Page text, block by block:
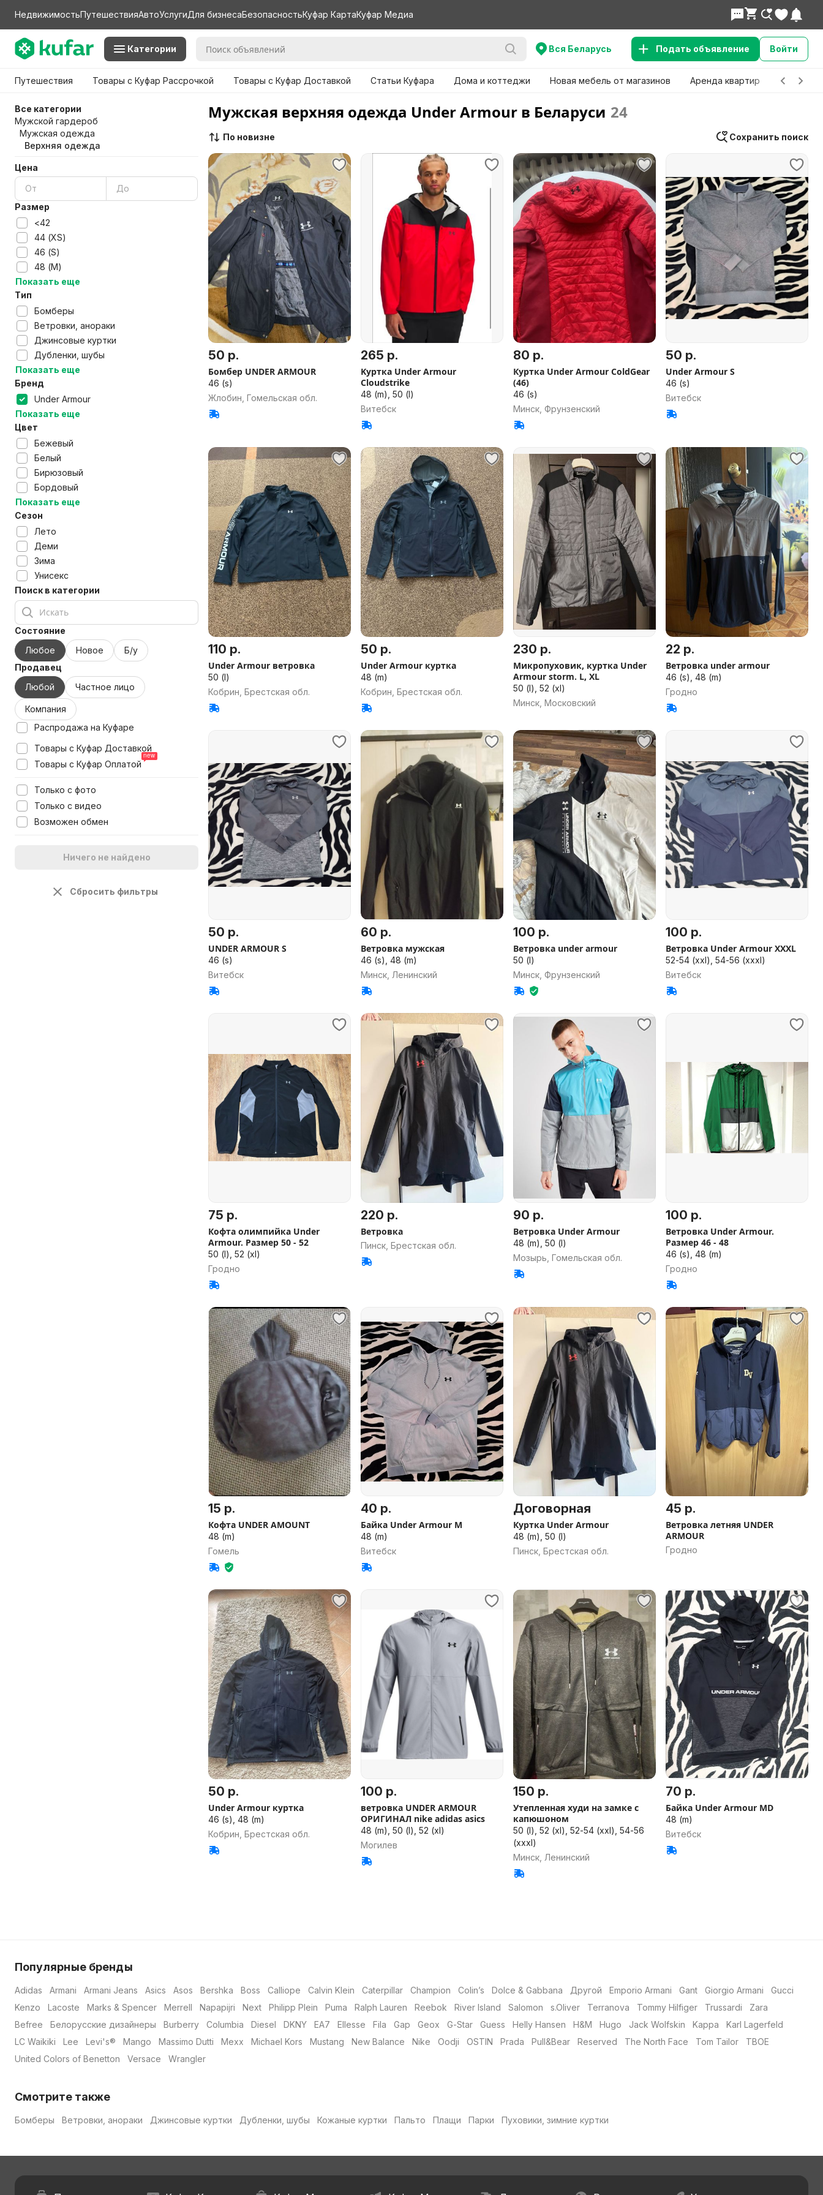
НедвижимостьПутешествияАвтоУслугиДля бизнесаБезопасностьКуфар КартаКуфар Медиа
Категории Вся Беларусь Подать объявление Войти
Путешествия Товары с Куфар Рассрочкой Товары с Куфар Доставкой Статьи Куфара Дома и коттеджи Новая мебель от магазинов Аренда квартир Детские
Все категории
Мужской гардероб
Мужская одежда
Верхняя одежда
Цена
Размер
<42
44 (XS)
46 (S)
48 (M)
Показать еще
Тип
Бомберы
Ветровки, анораки
Джинсовые куртки
Дубленки, шубы
Показать еще
Бренд
Under Armour
Показать еще
Цвет
Бежевый
Белый
Бирюзовый
Бордовый
Показать еще
Сезон
Лето
Деми
Зима
Унисекс
Поиск в категории
Состояние
Любое
Новое
Б/у
Продавец
Любой
Частное лицо
Компания
Распродажа на Куфаре
Товары с Куфар Доставкой
Товары с Куфар Оплатой
Только с фото
Только с видео
Возможен обмен
Ничего не найдено
Сбросить фильтры
Мужская верхняя одежда Under Armour в Беларуси 24
Сохранить поиск
По новизне
50 р.
Бомбер UNDER ARMOUR
46 (s)
Жлобин, Гомельская обл.
265 р.
Kуртка Under Armour
Cloudstrike
48 (m), 50 (l)
Витебск
80 р.
Куртка Under Armour ColdGear
(46)
46 (s)
Минск, Фрунзенский
50 р.
Under Armour S
46 (s)
Витебск
110 р.
Under Armour ветровка
50 (l)
Кобрин, Брестская обл.
50 р.
Under Armour куртка
48 (m)
Кобрин, Брестская обл.
230 р.
Микропуховик, куртка Under
Armour storm. L, XL
50 (l), 52 (xl)
Минск, Московский
22 р.
Ветровка under armour
46 (s), 48 (m)
Гродно
50 р.
UNDER ARMOUR S
46 (s)
Витебск
60 р.
Ветровка мужская
46 (s), 48 (m)
Минск, Ленинский
100 р.
Ветровка under armour
50 (l)
Минск, Фрунзенский
100 р.
Ветровка Under Armour XXXL
52-54 (xxl), 54-56 (xxxl)
Витебск
75 р.
Кофта олимпийка Under
Armour. Размер 50 - 52
50 (l), 52 (xl)
Гродно
220 р.
Ветровка
Пинск, Брестская обл.
90 р.
Ветровка Under Armour
48 (m), 50 (l)
Мозырь, Гомельская обл.
100 р.
Ветровка Under Armour.
Размер 46 - 48
46 (s), 48 (m)
Гродно
15 р.
Кофта UNDER AMOUNT
48 (m)
Гомель
40 р.
Байка Under Armour M
48 (m)
Витебск
Договорная
Куртка Under Armour
48 (m), 50 (l)
Пинск, Брестская обл.
45 р.
Ветровка летняя UNDER
ARMOUR
Гродно
50 р.
Under Armour куртка
46 (s), 48 (m)
Кобрин, Брестская обл.
100 р.
ветровка UNDER ARMOUR
ОРИГИНАЛ nike adidas asics
48 (m), 50 (l), 52 (xl)
Могилев
150 р.
Утепленная худи на замке с
капюшоном
50 (l), 52 (xl), 52-54 (xxl), 54-56
(xxxl)
Минск, Ленинский
70 р.
Байка Under Armour MD
48 (m)
Витебск
Популярные бренды
Adidas Armani Armani Jeans Asics Asos Bershka Boss Calliope Calvin Klein Caterpillar Champion Colin’s Dolce & Gabbana Другой Emporio Armani Gant Giorgio Armani
Gucci
Kenzo
Lacoste Marks & Spencer Merrell Napapijri Next Philipp Plein Puma Ralph Lauren Reebok River Island Salomon s.Oliver Terranova Tommy Hilfiger Trussardi
Zara
Befree
Белорусские дизайнеры Burberry Columbia Diesel DKNY EA7 Ellesse Fila Gap Geox G-Star Guess Helly Hansen H&M Hugo Jack Wolfskin Kappa
Karl Lagerfeld
LC Waikiki
Lee Levi's® Mango Massimo Dutti Mexx Michael Kors Mustang New Balance Nike Oodji OSTIN Prada Pull&Bear Reserved The North Face Tom Tailor
ТВОЕ
United Colors of Benetton
Versace Wrangler
Смотрите также
Бомберы Ветровки, анораки Джинсовые куртки Дубленки, шубы Кожаные куртки Пальто Плащи Парки Пуховики, зимние куртки